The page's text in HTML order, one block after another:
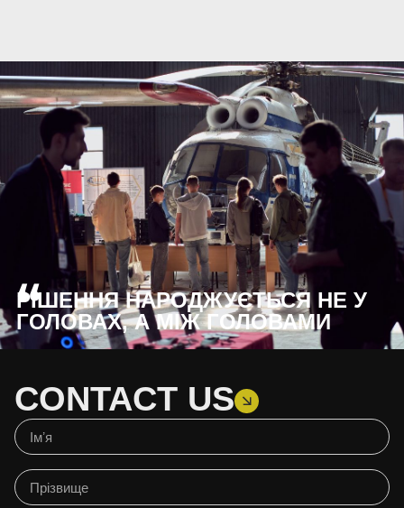
“
РІШЕННЯ НАРОДЖУЄТЬСЯ НЕ У
ГОЛОВАХ, А МІЖ ГОЛОВАМИ
CONTACT US